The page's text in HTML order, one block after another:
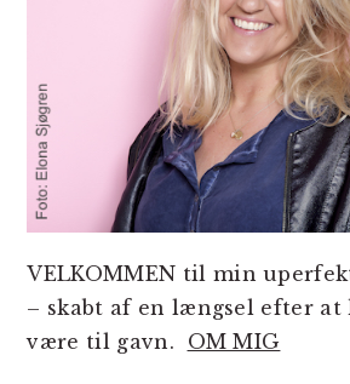
VELKOMMEN til min
– skabt af en længsel efter
være til gavn. OM MIG